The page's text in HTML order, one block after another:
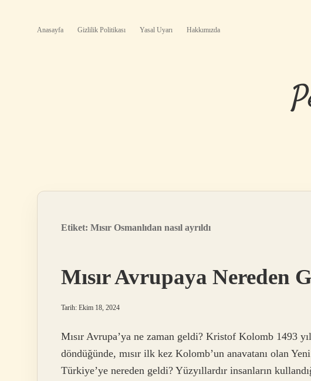
Anasayfa Gizlilik Politikası Yasal Uyarı Hakkımızda
Etiket: Mısır Osmanlıdan nasıl ayrıldı
Mısır Avrupaya Nereden
Tarih: Ekim 18, 2024
Mısır Avrupa’ya ne zaman geldi? Kristof Kolomb 1493
döndüğünde, mısır ilk kez Kolomb’un anavatanı olan
Türkiye’ye nereden geldi? Yüzyıllardır insanların